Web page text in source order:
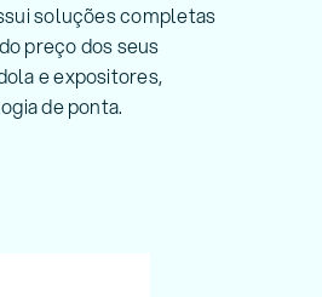
soluções completas
preço dos seus
e expositores,
de ponta.